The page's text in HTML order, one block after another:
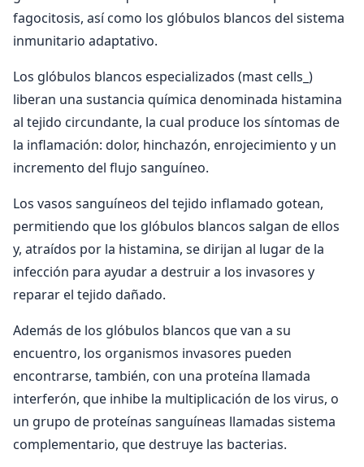
fagocitosis, así como los glóbulos blancos del sistema
inmunitario adaptativo.
Los glóbulos blancos especializados (mast cells_)
liberan una sustancia química denominada histamina
al tejido circundante, la cual produce los síntomas de
la inflamación: dolor, hinchazón, enrojecimiento y un
incremento del flujo sanguíneo.
Los vasos sanguíneos del tejido inflamado gotean,
permitiendo que los glóbulos blancos salgan de ellos
y, atraídos por la histamina, se dirijan al lugar de la
infección para ayudar a destruir a los invasores y
reparar el tejido dañado.
Además de los glóbulos blancos que van a su
encuentro, los organismos invasores pueden
encontrarse, también, con una proteína llamada
interferón, que inhibe la multiplicación de los virus, o
un grupo de proteínas sanguíneas llamadas sistema
complementario, que destruye las bacterias.